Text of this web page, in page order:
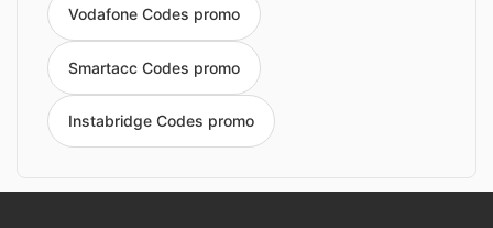
Vodafone Codes promo
Smartacc Codes promo
Instabridge Codes promo